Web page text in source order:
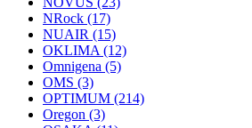
NRock (17)
NUAIR (15)
OKLIMA (12)
Omnigena (5)
OMS (3)
OPTIMUM (214)
Oregon (3)